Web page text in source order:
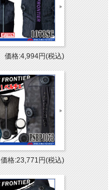
価格:4,994円(税込)
価格:23,771円(税込)